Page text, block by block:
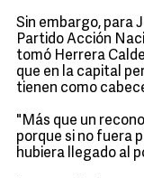
Sin embargo, para
Partido Acción
tomó Herrera
que en la capital
tienen como
"Más que un
porque si no fuera
hubiera llegado al